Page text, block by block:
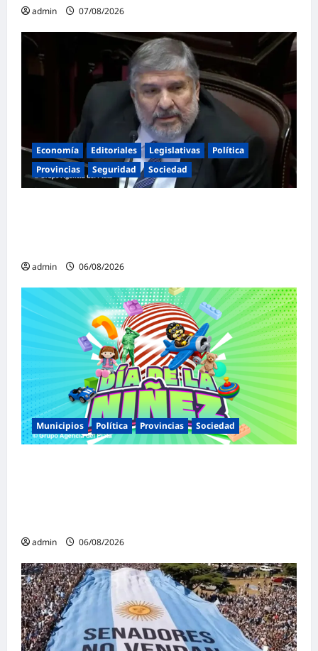
admin 07/08/2026
Economía Editoriales Legislativas
Política
Provincias
Seguridad Sociedad
admin 06/08/2026
Municipios Política Provincias Sociedad
admin 06/08/2026